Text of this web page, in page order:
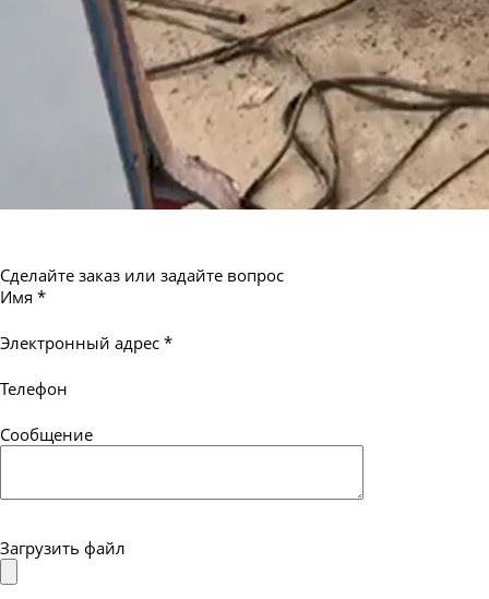
Сделайте заказ или задайте вопрос
Имя *
Электронный адрес *
Телефон
Сообщение
Загрузить файл